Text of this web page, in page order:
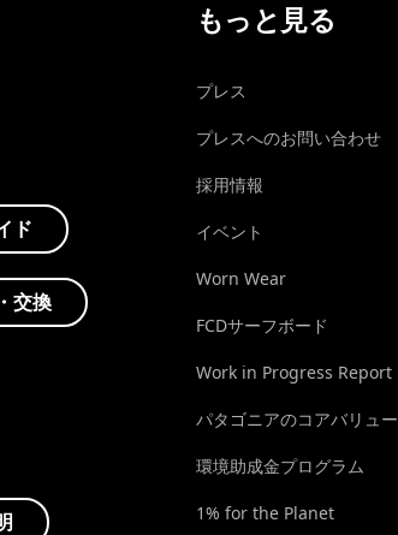
ド
交換
もっと見る
プレス
プレスへのお問い合わせ
採用情報
イベント
Worn Wear
FCDサーフボード
Work in Progress Report
パタゴニアのコアバリュー
環境助成金プログラム
1% for the Planet